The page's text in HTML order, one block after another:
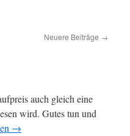
Neuere Beiträge →
auch gleich eine
wird. Gutes tun und
→